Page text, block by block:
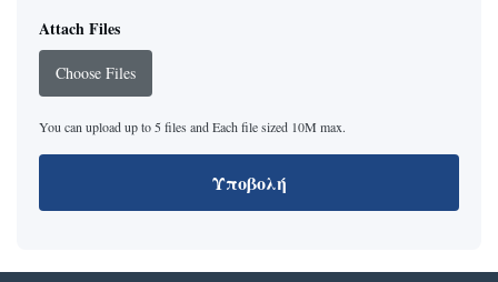
Attach Files
Choose Files
You can upload up to 5 files and Each file sized 10M max.
Υποβολή